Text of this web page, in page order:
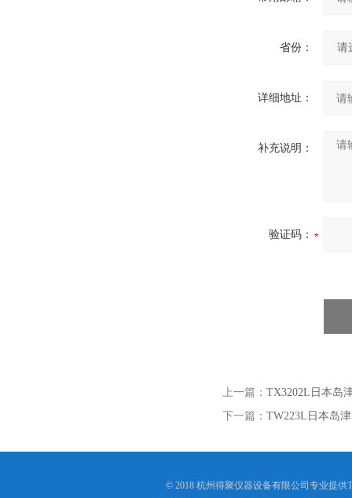
省份：
详细地址：
补充说明：
验证码：
上一篇： TX3202L日本岛
下一篇： TW223L日本岛
© 2018 杭州得聚仪器设备有限公司专业提